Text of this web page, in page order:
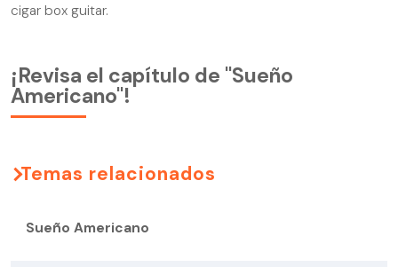
cigar box guitar.
¡Revisa el capítulo de "Sueño
Americano"!
Temas relacionados
Sueño Americano